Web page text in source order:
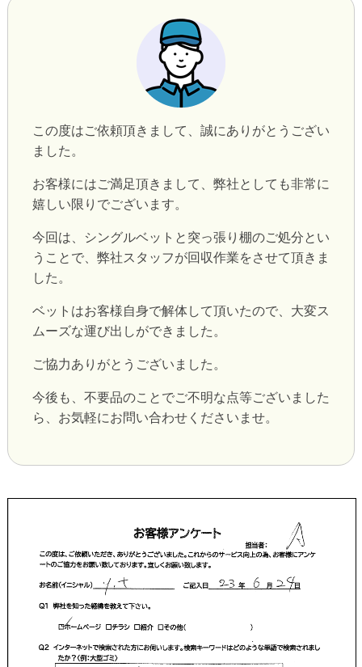
この度はご依頼頂きまして、誠にありがとうござい
ました。
お客様にはご満足頂きまして、弊社としても非常に
嬉しい限りでございます。
今回は、シングルベットと突っ張り棚のご処分とい
うことで、弊社スタッフが回収作業をさせて頂きま
した。
ベットはお客様自身で解体して頂いたので、大変ス
ムーズな運び出しができました。
ご協力ありがとうございました。
今後も、不要品のことでご不明な点等ございました
ら、お気軽にお問い合わせくださいませ。